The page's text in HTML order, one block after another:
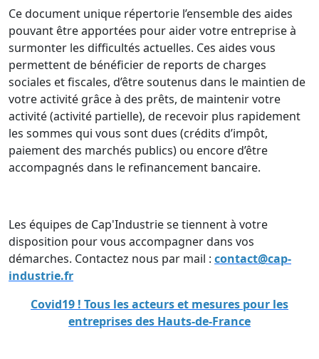
Ce document unique répertorie l’ensemble des aides
pouvant être apportées pour aider votre entreprise à
surmonter les difficultés actuelles. Ces aides vous
permettent de bénéficier de reports de charges
sociales et fiscales, d’être soutenus dans le maintien de
votre activité grâce à des prêts, de maintenir votre
activité (activité partielle), de recevoir plus rapidement
les sommes qui vous sont dues (crédits d’impôt,
paiement des marchés publics) ou encore d’être
accompagnés dans le refinancement bancaire.
Les équipes de Cap'Industrie se tiennent à votre
disposition pour vous accompagner dans vos
démarches. Contactez nous par mail : contact@cap-
industrie.fr
Covid19 ! Tous les acteurs et mesures pour les
entreprises des Hauts-de-France